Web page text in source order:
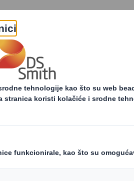
O nama
Saznajte više o kružnom
gospodarstvu